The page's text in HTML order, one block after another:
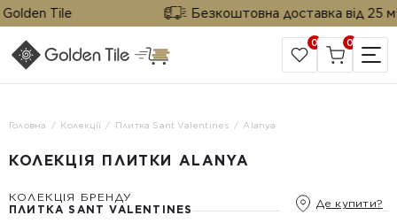
Tile Безкоштовна доставка від 25 м²
САЙТ КОМПАНІЇ
0 0
Головна Колекції Плитка Sant Valentines Alanya
КОЛЕКЦІЯ ПЛИТКИ ALANYA
КОЛЕКЦІЯ БРЕНДУ
ПЛИТКА SANT VALENTINES
Де купити?